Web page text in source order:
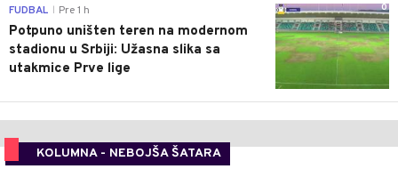
0
FUDBAL Pre 1 h
Potpuno uništen teren na modernom
stadionu u Srbiji: Užasna slika sa
utakmice Prve lige
KOLUMNA - NEBOJŠA ŠATARA